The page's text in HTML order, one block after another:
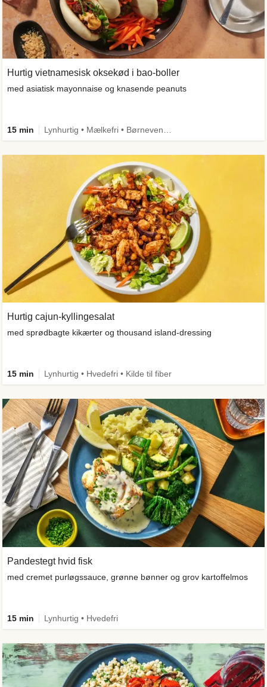
Hurtig vietnamesisk oksekød i bao-boller
med asiatisk mayonnaise og knasende peanuts
15 min
Hurtig cajun-kyllingesalat
med sprødbagte kikærter og thousand island-dressing
15 min Lynhurtig • Hvedefri • Kilde til fiber
Pandestegt hvid fisk
med cremet purløgssauce, grønne bønner og grov kartoffelmos
15 min Lynhurtig • Hvedefri